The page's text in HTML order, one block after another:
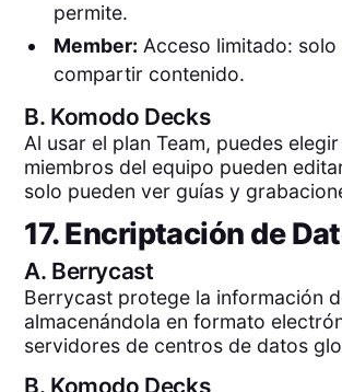
permite.
Member: Acceso limitado:
compartir contenido.
B. Komodo Decks
Al usar el plan Team, puedes
miembros del equipo pueden
solo pueden ver guías y
17. Encriptación de
A. Berrycast
Berrycast protege la información
almacenándola en formato
servidores de centros de datos
B. Komodo Decks